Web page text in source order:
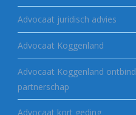
Advocaat juridisch advies
Advocaat Koggenland
Advocaat Koggenland
partnerschap
Advocaat kort geding